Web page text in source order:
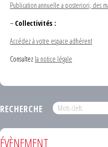
Publication annuelle a posteriori, des
– Collectivités :
Accédez à votre espace adhérent
Consultez la notice légale
RECHERCHE
ÉVÈNEMENT